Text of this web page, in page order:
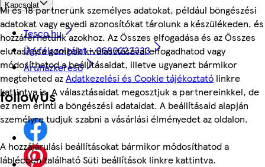
Mi és 18 partnerünk személyes adatokat, például böngészési
adatokat vagy egyedi azonosítókat tárolunk a készülékeden, és
hozzáférhetünk azokhoz. Az Összes elfogadása és az Összes
elutasítása gombok kiválasztásával elfogadhatod vagy
módosíthatod a beállításaidat, illetve ugyanezt bármikor
megteheted azAdatkezelési és Cookie tájékoztató linkre
kattintva is. A választásaidat megosztjuk a partnereinkkel, de
ez nem érinti a böngészési adataidat. A beállításaid alapján
személyre tudjuk szabni a vásárlási élményedet az oldalon.
A hozzájárulási beállításokat bármikor módosíthatod a
láblécben található Süti beállítások linkre kattintva.
Kapcsolat
Tesco.hu
Ügyfélszolgálat - 0680222333
Áruházkereső
followUs